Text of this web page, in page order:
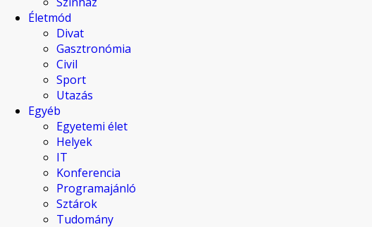
Életmód
Divat
Gasztronómia
Civil
Sport
Utazás
Egyéb
Egyetemi élet
Helyek
IT
Konferencia
Programajánló
Sztárok
Tudomány